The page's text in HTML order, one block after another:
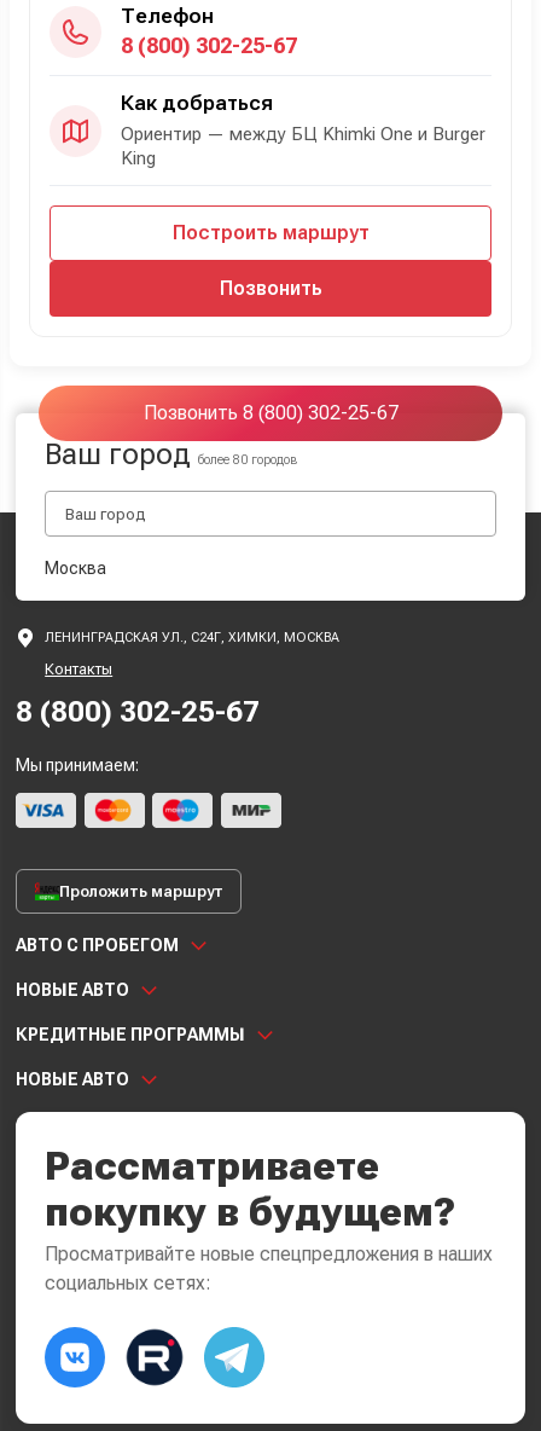
Телефон
8 (800) 302-25-67
Как добраться
Ориентир — между БЦ Khimki One и Burger
King
Построить маршрут
Позвонить
Позвонить 8 (800) 302-25-67
Ваш городболее 80 городов
Москва
ЛЕНИНГРАДСКАЯ УЛ., С24Г, ХИМКИ, МОСКВА
Контакты
8 (800) 302-25-67
Мы принимаем:
Проложить маршрут
АВТО С ПРОБЕГОМ
НОВЫЕ АВТО
КРЕДИТНЫЕ ПРОГРАММЫ
НОВЫЕ АВТО
Рассматриваете
покупку в будущем?
Просматривайте новые спецпредложения в наших
социальных сетях: